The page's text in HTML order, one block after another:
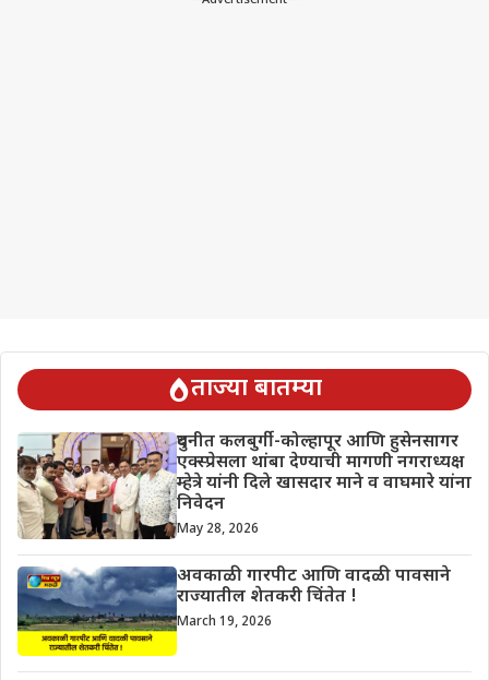
ताज्या बातम्या
दुधनीत कलबुर्गी-कोल्हापूर आणि हुसेनसागर
एक्स्प्रेसला थांबा देण्याची मागणी नगराध्यक्ष
म्हेत्रे यांनी दिले खासदार माने व वाघमारे यांना
निवेदन
May 28, 2026
अवकाळी गारपीट आणि वादळी पावसाने
राज्यातील शेतकरी चिंतेत !
March 19, 2026